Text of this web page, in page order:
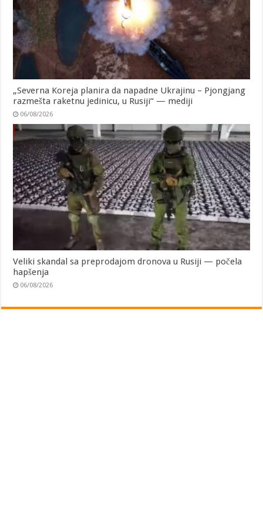
„Severna Koreja planira da napadne Ukrajinu – Pjongjang
razmešta raketnu jedinicu, u Rusiji“ — mediji
06/08/2026
Veliki skandal sa preprodajom dronova u Rusiji — počela
hapšenja
06/08/2026